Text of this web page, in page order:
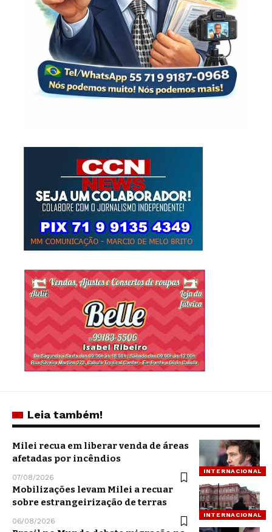
Leia também!
INTERNACIONAL
Milei recua em liberar venda de áreas
afetadas por incêndios
07/08/2026
INTERNACIONAL
Mobilizações levam Milei a recuar
sobre estrangeirização de terras
06/08/2026